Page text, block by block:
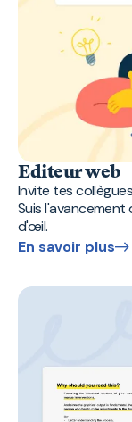
Editeur web
Invite tes
Suis
d'œil.
En savoir plus